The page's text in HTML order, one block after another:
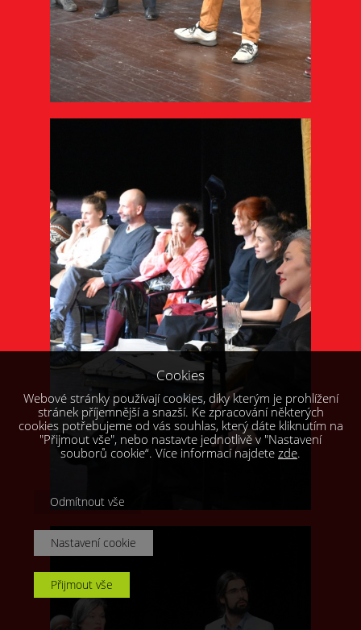
Cookies
Webové stránky používají cookies, díky kterým je prohlížení
stránek příjemnější a snazší. Ke zpracování některých
cookies potřebujeme od vás souhlas, který dáte kliknutím na
"Přijmout vše", nebo nastavte jednotlivě v "Nastavení
souborů cookie“. Více informací najdete zde.
Odmítnout vše
Nastavení cookie
Přijmout vše